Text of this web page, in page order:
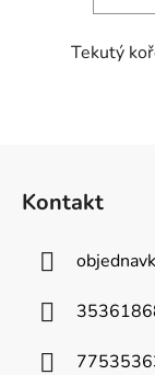
Tekutý
Kontakt